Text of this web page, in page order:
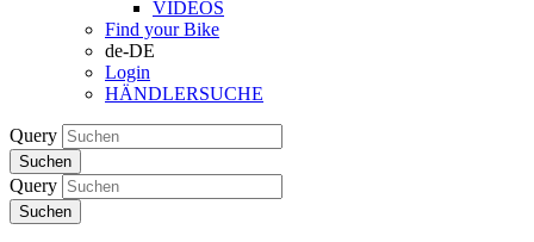
VIDEOS
Find your Bike
de-DE
Login
HÄNDLERSUCHE
Query
Suchen
Query
Suchen